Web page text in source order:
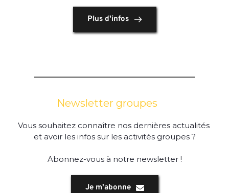
Plus d'infos
Newsletter groupes
et avoir les infos sur les activités groupes ?
Abonnez-vous à notre newsletter !
Je m'abonne